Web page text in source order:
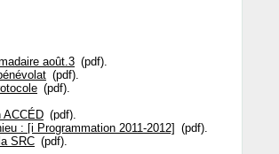
août.3 (pdf).
(pdf).
(pdf).
ACCÉD (pdf).
: [i Programmation 2011-2012] (pdf).
SRC (pdf).